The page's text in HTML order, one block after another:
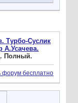
Турбо-Суслик
А.Усачева.
Полный.
форум бесплатно